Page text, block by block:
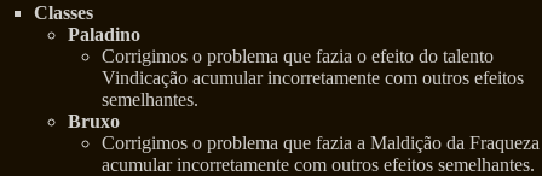
Classes
Paladino
Corrigimos o problema que fazia o efeito do talento
Vindicação acumular incorretamente com outros efeitos
semelhantes.
Bruxo
Corrigimos o problema que fazia a Maldição da Fraqueza
acumular incorretamente com outros efeitos semelhantes.